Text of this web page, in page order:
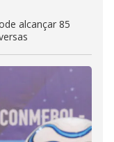
alcançar 85